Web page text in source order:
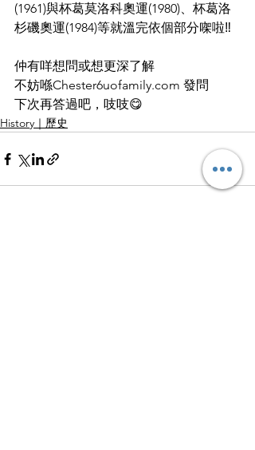
(1961)與杯葛莫洛科奧運(1980)、杯葛洛
杉磯奧運(1984)等就溫完依個部分㗎啦‼️
仲有咩想問或想更深了解
不妨喺Chester6uofamily.com 發問
下次再答過吧，吱吱😋
History｜歷史